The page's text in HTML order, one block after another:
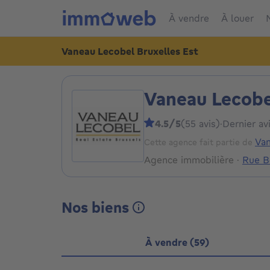
À vendre À louer
Vaneau Lecobel Bruxelles Est
Vaneau
4.5/5(55 avis)·Dernier
Cette agence fait partie de
Agence immobilière · Rue
Nos biens
À vendre (59)